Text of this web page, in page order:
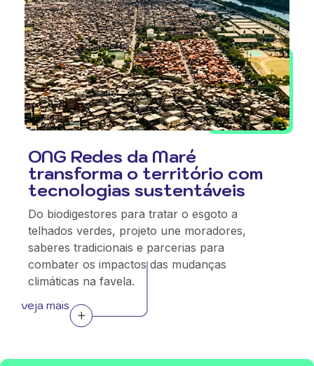
ONG Redes da Maré
transforma o território com
tecnologias sustentáveis
Do biodigestores para tratar o esgoto a
telhados verdes, projeto une moradores,
saberes tradicionais e parcerias para
combater os impactos das mudanças
climáticas na favela.
veja mais